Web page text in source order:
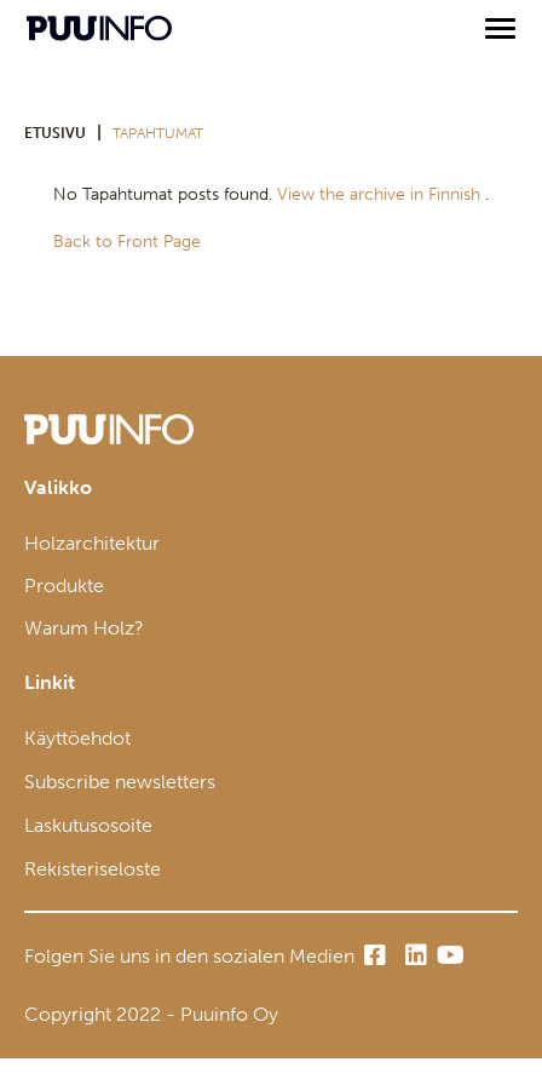
ETUSIVU TAPAHTUMAT
No Tapahtumat posts found. View the archive in Finnish .
Back to Front Page
Valikko
Holzarchitektur
Produkte
Warum Holz?
Linkit
Käyttöehdot
Subscribe newsletters
Laskutusosoite
Rekisteriseloste
Folgen Sie uns in den sozialen Medien
Copyright 2022 - Puuinfo Oy